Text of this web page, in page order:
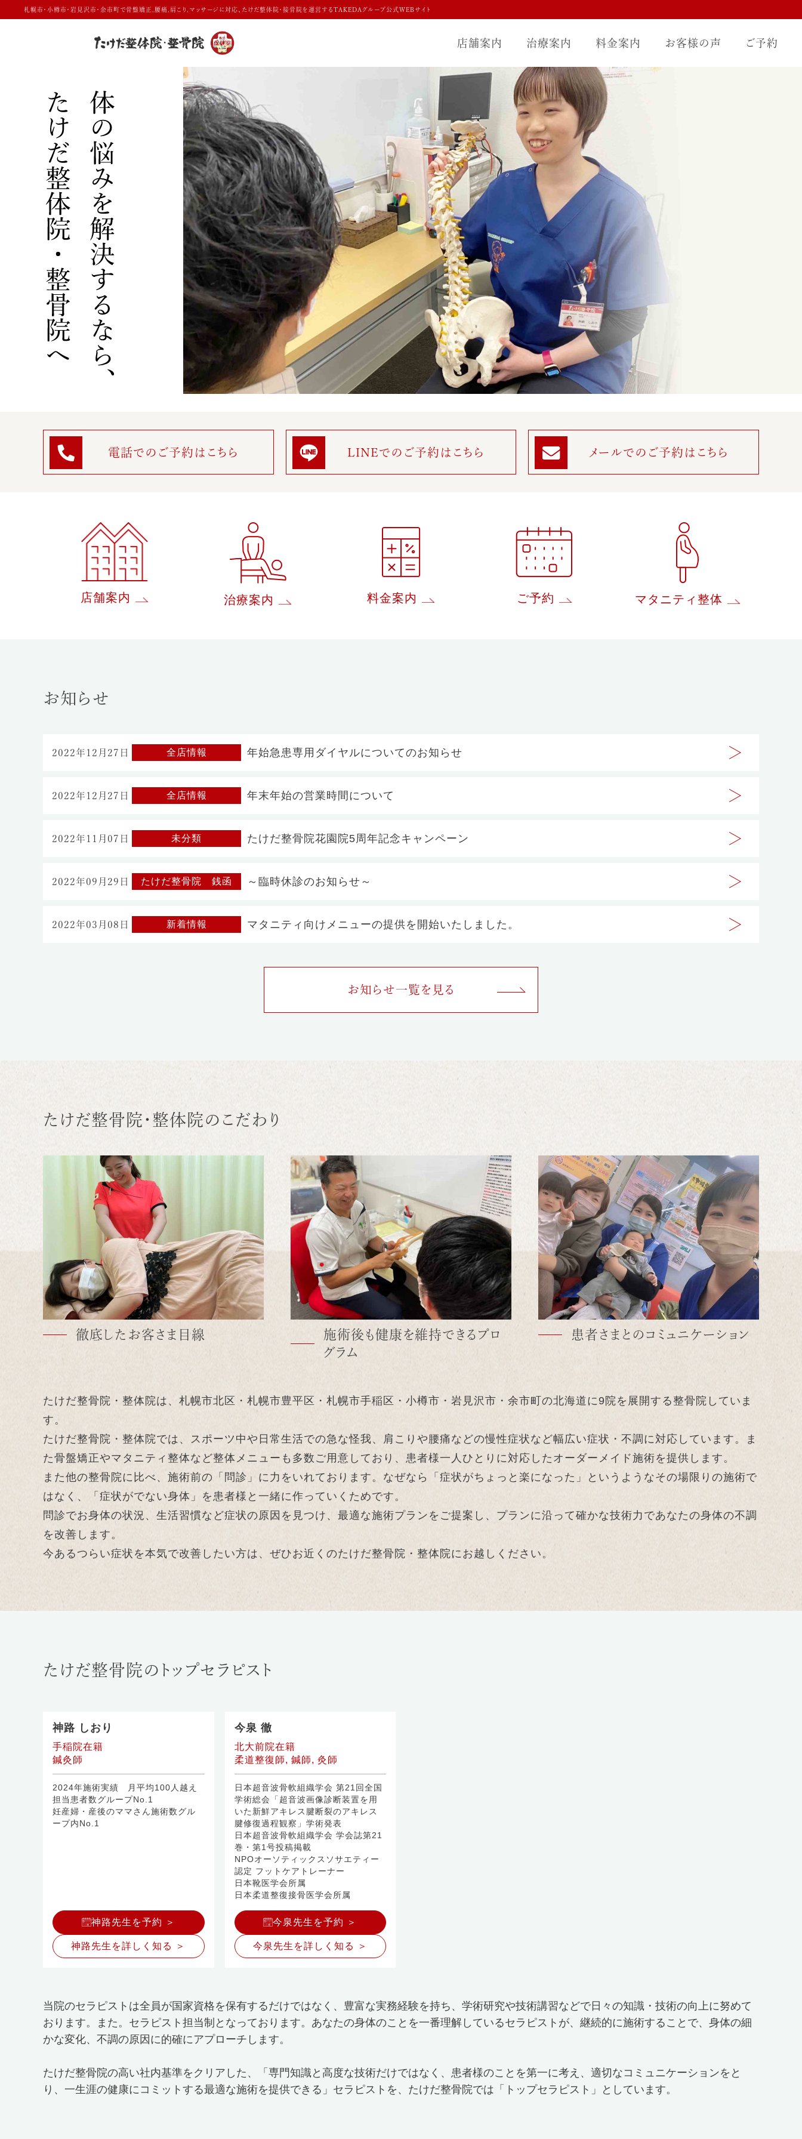
札幌市・小樽市・岩見沢市・余市町で骨盤矯正,腰痛,肩こり,マッサージに対応、たけだ整体院・接骨院を運営するTAKEDAグループ公式WEBサイト
店舗案内 治療案内 料金案内 お客様の声 ご予約
電話でのご予約はこちら LINEでのご予約はこちら メールでのご予約はこちら
店舗案内 治療案内 料金案内 ご予約 マタニティ整体
お知らせ
2022年12月27日 全店情報 年始急患専用ダイヤルについてのお知らせ
2022年12月27日 全店情報 年末年始の営業時間について
2022年11月07日 未分類 たけだ整骨院花園院5周年記念キャンペーン
2022年09月29日 たけだ整骨院 銭函 ～臨時休診のお知らせ～
2022年03月08日 新着情報 マタニティ向けメニューの提供を開始いたしました。
お知らせ一覧を見る
たけだ整骨院・整体院のこだわり
徹底したお客さま目線
施術後も健康を維持できるプロ
グラム
患者さまとのコミュニケーション
たけだ整骨院・整体院は、札幌市北区・札幌市豊平区・札幌市手稲区・小樽市・岩見沢市・余市町の北海道に9院を展開する整骨院していま
す。
たけだ整骨院・整体院では、スポーツ中や日常生活での急な怪我、肩こりや腰痛などの慢性症状など幅広い症状・不調に対応しています。ま
た骨盤矯正やマタニティ整体など整体メニューも多数ご用意しており、患者様一人ひとりに対応したオーダーメイド施術を提供します。
また他の整骨院に比べ、施術前の「問診」に力をいれております。なぜなら「症状がちょっと楽になった」というようなその場限りの施術で
はなく、「症状がでない身体」を患者様と一緒に作っていくためです。
問診でお身体の状況、生活習慣など症状の原因を見つけ、最適な施術プランをご提案し、プランに沿って確かな技術力であなたの身体の不調
を改善します。
今あるつらい症状を本気で改善したい方は、ぜひお近くのたけだ整骨院・整体院にお越しください。
たけだ整骨院のトップセラピスト
神路 しおり
手稲院在籍
鍼灸師
2024年施術実績 月平均100人越え
担当患者数グループNo.1
妊産婦・産後のママさん施術数グル
ープ内No.1
神路先生を予約 ＞
神路先生を詳しく知る ＞
今泉 徹
北大前院在籍
柔道整復師, 鍼師, 灸師
日本超音波骨軟組織学会 第21回全国
学術総会「超音波画像診断装置を用
いた新鮮アキレス腱断裂のアキレス
腱修復過程観察」学術発表
日本超音波骨軟組織学会 学会誌第21
巻・第1号投稿掲載
NPOオーソティックスソサエティー
認定 フットケアトレーナー
日本靴医学会所属
日本柔道整復接骨医学会所属
今泉先生を予約 ＞
今泉先生を詳しく知る ＞
当院のセラピストは全員が国家資格を保有するだけではなく、豊富な実務経験を持ち、学術研究や技術講習などで日々の知識・技術の向上に努めて
おります。また。セラピスト担当制となっております。あなたの身体のことを一番理解しているセラピストが、継続的に施術することで、身体の細
かな変化、不調の原因に的確にアプローチします。
たけだ整骨院の高い社内基準をクリアした、「専門知識と高度な技術だけではなく、患者様のことを第一に考え、適切なコミュニケーションをと
り、一生涯の健康にコミットする最適な施術を提供できる」セラピストを、たけだ整骨院では「トップセラピスト」としています。